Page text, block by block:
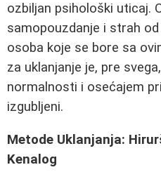
ozbiljan psihološki uticaj.
samopouzdanje i strah
osoba koje se bore sa
za uklanjanje je, pre
normalnosti i osećajem
izgubljeni.
Metode Uklanjanja:
Kenalog